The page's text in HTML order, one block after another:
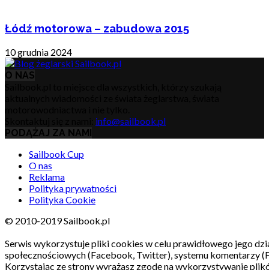
Łódź motorowa – zabudowa 2015
10 grudnia 2024
O NAS
info@sailbook.pl
PODĄŻAJ ZA NAMI
Sailbook Cup
O nas
Reklama
Polityka prywatności
Polityka Cookie
© 2010-2019 Sailbook.pl
Serwis wykorzystuje pliki cookies w celu prawidłowego jego
społecznościowych (Facebook, Twitter), systemu komentarzy
Korzystając ze strony wyrażasz zgodę na wykorzystywanie